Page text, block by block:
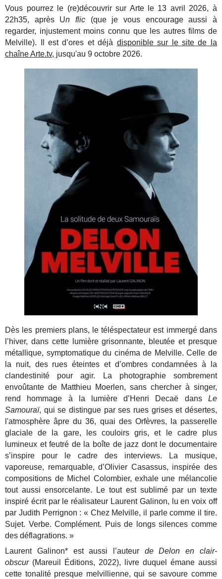
Vous pourrez le (re)découvrir sur Arte le 13 avril 2026, à
22h35, après Un flic (que je vous encourage aussi à
regarder, injustement moins connu que les autres films de
Melville). Il est d’ores et déjà disponible sur le site de la
chaîne Arte.tv, jusqu'au 9 octobre 2026.
Dès les premiers plans, le téléspectateur est immergé dans
l’hiver, dans cette lumière grisonnante, bleutée et presque
métallique, symptomatique du cinéma de Melville. Celle de
la nuit, des rues éteintes et d’ombres condamnées à la
clandestinité pour agir. La photographie sombrement
envoûtante de Matthieu Moerlen, sans chercher à singer,
rend hommage à la lumière d’Henri Decaë dans Le
Samouraï, qui se distingue par ses rues grises et désertes,
l'atmosphère âpre du 36, quai des Orfèvres, la passerelle
glaciale de la gare, les couloirs gris, et le cadre plus
lumineux et feutré de la boîte de jazz dont le documentaire
s’inspire pour le cadre des interviews. La
musique,
vaporeuse, remarquable, d’Olivier Casassus, inspirée des
compositions de Michel Colombier, exhale une mélancolie
tout aussi ensorcelante. Le tout est sublimé par un texte
inspiré écrit par le réalisateur Laurent Galinon, lu en voix off
par Judith Perrignon : « Chez Melville, il parle comme il tire.
Sujet. Verbe. Complément. Puis de longs silences comme
des déflagrations. »
Laurent Galinon* est aussi l’auteur de Delon en clair-
obscur(Mareuil Éditions, 2022), livre duquel émane aussi
cette tonalité presque melvillienne, qui se savoure comme